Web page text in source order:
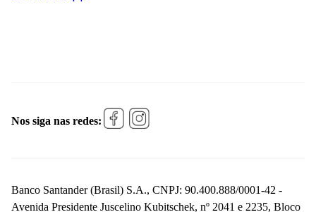
Nos siga nas redes:
Banco Santander (Brasil) S.A., CNPJ: 90.400.888/0001-42 -
Avenida Presidente Juscelino Kubitschek, nº 2041 e 2235, Bloco